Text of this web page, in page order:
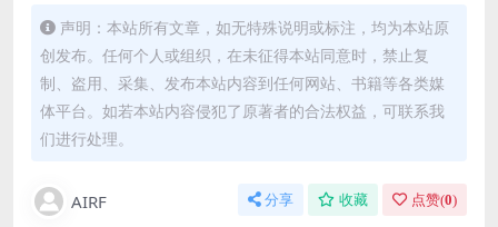
声明：本站所有文章，如无特殊说明或标注，均为本站原
创发布。任何个人或组织，在未征得本站同意时，禁止复
制、盗用、采集、发布本站内容到任何网站、书籍等各类媒
体平台。如若本站内容侵犯了原著者的合法权益，可联系我
们进行处理。
AIRF 分享 收藏 点赞(0)